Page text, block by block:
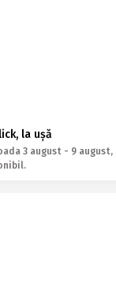
la ușă
3 august - 9 august,